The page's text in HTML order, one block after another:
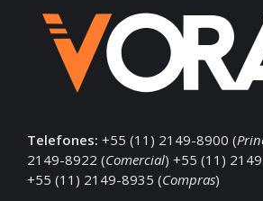
Telefones: +55 (11) 2149-8900 (
2149-8922 (Comercial) +55 (11)
+55 (11) 2149-8935 (Compras)